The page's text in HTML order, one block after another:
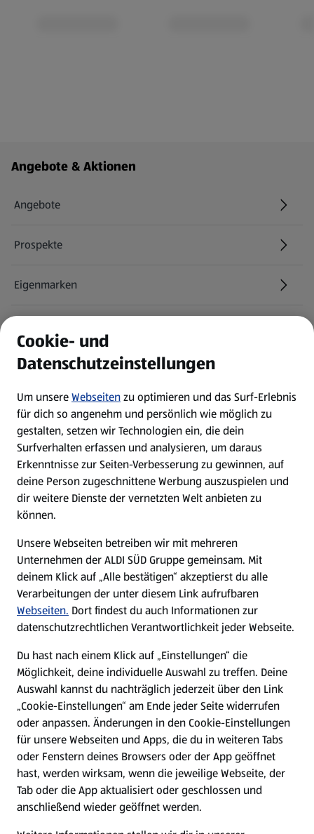
Fußzeilenmenü - weitere Links
Angebote & Aktionen
Angebote
Prospekte
Eigenmarken
Newsletter
WhatsApp
Über ALDI SÜD
Filialen
Nachhaltigkeit
Karriere
Presse
Hilfe & Kontakt
(öffnet in einem neuen Tab)
Unternehmen
Folge uns hier:
Cookie- und
Datenschutzeinstellungen
Um unsereWebseitenzu optimieren und das Surf-Erlebnis
für dich so angenehm und persönlich wie möglich zu
gestalten, setzen wir Technologien ein, die dein
Surfverhalten erfassen und analysieren, um daraus
Erkenntnisse zur Seiten-Verbesserung zu gewinnen, auf
deine Person zugeschnittene Werbung auszuspielen und
dir weitere Dienste der vernetzten Welt anbieten zu
können.
Unsere Webseiten betreiben wir mit mehreren
Unternehmen der ALDI SÜD Gruppe gemeinsam. Mit
deinem Klick auf „Alle bestätigen“ akzeptierst du alle
Verarbeitungen der unter diesem Link aufrufbaren
Webseiten. Dort findest du auch Informationen zur
datenschutzrechtlichen Verantwortlichkeit jeder Webseite.
Du hast nach einem Klick auf „Einstellungen“ die
Möglichkeit, deine individuelle Auswahl zu treffen. Deine
Auswahl kannst du nachträglich jederzeit über den Link
„Cookie-Einstellungen“ am Ende jeder Seite widerrufen
oder anpassen. Änderungen in den Cookie-Einstellungen
für unsere Webseiten und Apps, die du in weiteren Tabs
oder Fenstern deines Browsers oder der App geöffnet
hast, werden wirksam, wenn die jeweilige Webseite, der
Tab oder die App aktualisiert oder geschlossen und
anschließend wieder geöffnet werden.